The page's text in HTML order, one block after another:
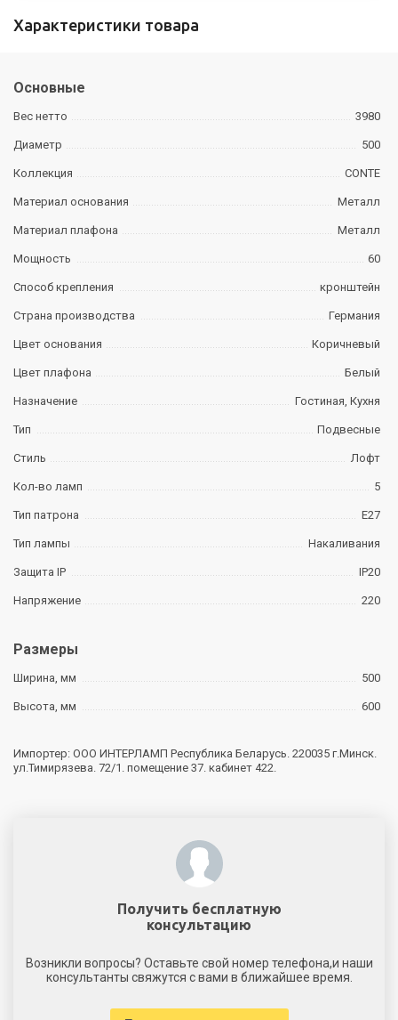
Характеристики товара
Основные
Вес нетто 3980
Диаметр 500
Коллекция CONTE
Материал основания Металл
Материал плафона Металл
Мощность 60
Способ крепления кронштейн
Страна производства Германия
Цвет основания Коричневый
Цвет плафона Белый
Назначение Гостиная, Кухня
Тип Подвесные
Стиль Лофт
Кол-во ламп 5
Тип патрона E27
Тип лампы Накаливания
Защита IP IP20
Напряжение 220
Размеры
Ширина, мм 500
Высота, мм 600
Импортер: ООО ИНТЕРЛАМП Республика Беларусь. 220035 г.Минск.
ул.Тимирязева. 72/1. помещение 37. кабинет 422.
Получить бесплатную
консультацию
Возникли вопросы? Оставьте свой номер телефона,и наши
консультанты свяжутся с вами в ближайшее время.